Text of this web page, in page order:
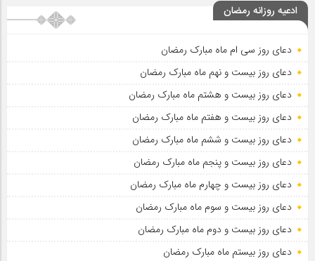
ادعیه روزانه رمضان
دعای روز سی ام ماه مبارک رمضان
دعای روز بیست و نهم ماه مبارک رمضان
دعای روز بیست و هشتم ماه مبارک رمضان
دعای روز بیست و هفتم ماه مبارک رمضان
دعای روز بیست و ششم ماه مبارک رمضان
دعای روز بیست و پنجم ماه مبارک رمضان
دعای روز بیست و چهارم ماه مبارک رمضان
دعای روز بیست و سوم ماه مبارک رمضان
دعای روز بیست و دوم ماه مبارک رمضان
دعای روز بیستم ماه مبارک رمضان